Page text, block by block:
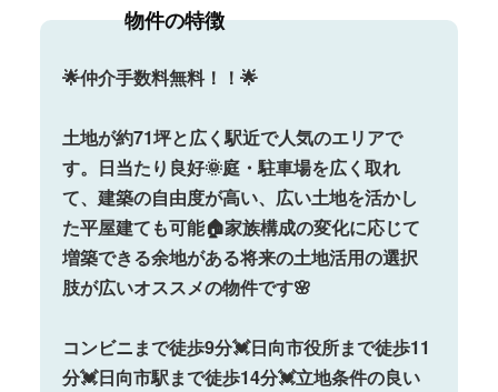
物件の特徴
🌟仲介手数料無料！！🌟
土地が約71坪と広く駅近で人気のエリアで
す。日当たり良好🌞庭・駐車場を広く取れ
て、建築の自由度が高い、広い土地を活かし
た平屋建ても可能🏠家族構成の変化に応じて
増築できる余地がある将来の土地活用の選択
肢が広いオススメの物件です🌸
コンビニまで徒歩9分💓日向市役所まで徒歩11
分💓日向市駅まで徒歩14分💓立地条件の良い